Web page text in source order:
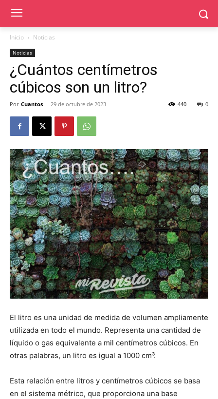
Inicio Noticias
Noticias
¿Cuántos centímetros
cúbicos son un litro?
Por Cuantos - 29 de octubre de 2023 0
440
El litro es una unidad de medida de volumen ampliamente
utilizada en todo el mundo. Representa una cantidad de
líquido o gas equivalente a mil centímetros cúbicos. En
otras palabras, un litro es igual a 1000 cm³.
Esta relación entre litros y centímetros cúbicos se basa
en el sistema métrico, que proporciona una base